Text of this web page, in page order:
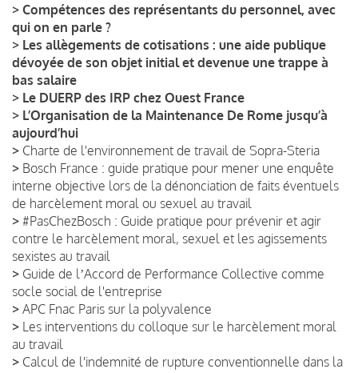
> Compétences des représentants du personnel, avec
qui on en parle ?
> Les allègements de cotisations : une aide publique
dévoyée de son objet initial et devenue une trappe à
bas salaire
> Le DUERP des IRP chez Ouest France
> L’Organisation de la Maintenance De Rome jusqu’à
aujourd’hui
> Charte de l'environnement de travail de Sopra-Steria
> Bosch France : guide pratique pour mener une enquête
interne objective lors de la dénonciation de faits éventuels
de harcèlement moral ou sexuel au travail
> #PasChezBosch : Guide pratique pour prévenir et agir
contre le harcèlement moral, sexuel et les agissements
sexistes au travail
> Guide de lʼAccord de Performance Collective comme
socle social de l'entreprise
> APC Fnac Paris sur la polyvalence
> Les interventions du colloque sur le harcèlement moral
au travail
> Calcul de l'indemnité de rupture conventionnelle dans la